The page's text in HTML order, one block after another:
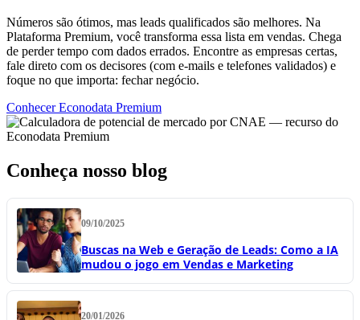
Números são ótimos, mas leads qualificados são melhores. Na
Plataforma Premium, você transforma essa lista em vendas. Chega
de perder tempo com dados errados. Encontre as empresas certas,
fale direto com os decisores (com e-mails e telefones validados) e
foque no que importa: fechar negócio.
Conhecer Econodata Premium
Conheça nosso blog
09/10/2025
Buscas na Web e Geração de Leads: Como a IA
mudou o jogo em Vendas e Marketing
20/01/2026